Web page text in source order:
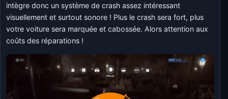
intègre donc un système de crash assez intéressant
visuellement et surtout sonore ! Plus le crash sera fort, plus
votre voiture sera marquée et cabossée. Alors attention aux
coûts des réparations !